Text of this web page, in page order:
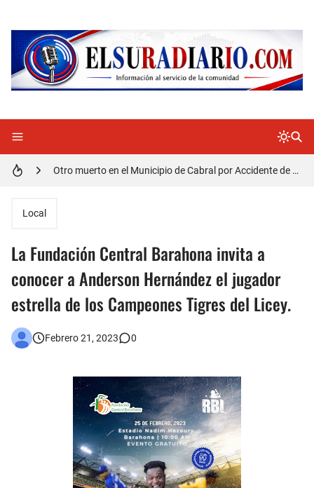
Jóvenes de Cabral aclaran mal entendido en tienda de celulares en Barahona
Otro muerto en el Municipio de Cabral por Accidente de Tránsito
Asaltantes hieren de bala joven Cabraleño en la carretera Cabral – Barahona
Local
La Fundación Central Barahona invita a
conocer a Anderson Hernández el jugador
estrella de los Campeones Tigres del Licey.
Febrero 21, 2023 0